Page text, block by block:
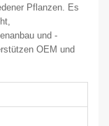
Pflanzen. Es
und -
OEM und